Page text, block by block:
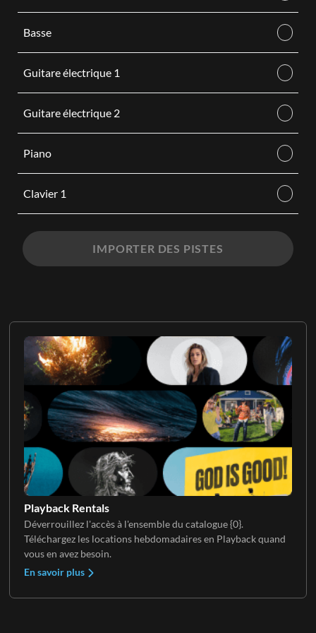
Playback Rentals
Déverrouillez l'accès à l'ensemble du catalogue {0}.
Téléchargez les locations hebdomadaires en Playback quand
vous en avez besoin.
En savoir plus
Basse
Guitare électrique 1
Guitare électrique 2
Piano
Clavier 1
IMPORTER DES PISTES